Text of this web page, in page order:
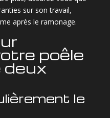
sur son travail,
après le ramonage.
poêle
deux
le